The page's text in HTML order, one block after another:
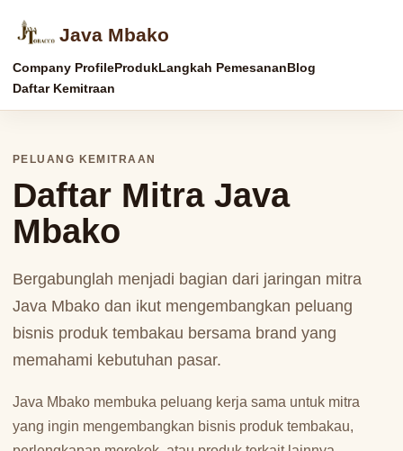
Java Mbako
Company ProfileProdukLangkah PemesananBlog
Daftar Kemitraan
PELUANG KEMITRAAN
Daftar Mitra Java
Mbako
Bergabunglah menjadi bagian dari jaringan mitra
Java Mbako dan ikut mengembangkan peluang
bisnis produk tembakau bersama brand yang
memahami kebutuhan pasar.
Java Mbako membuka peluang kerja sama untuk mitra
yang ingin mengembangkan bisnis produk tembakau,